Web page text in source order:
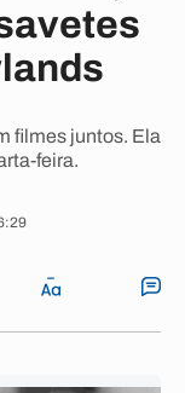
filmes juntos. Ela
feira.